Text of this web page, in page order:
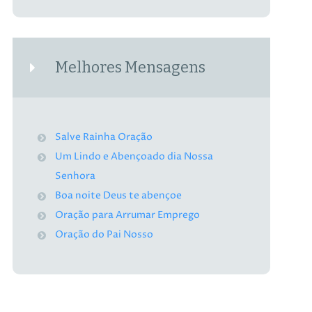
Melhores Mensagens
Salve Rainha Oração
Um Lindo e Abençoado dia Nossa
Senhora
Boa noite Deus te abençoe
Oração para Arrumar Emprego
Oração do Pai Nosso